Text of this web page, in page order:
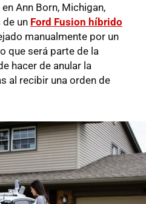
Ann Born, Michigan,
de un Ford Fusion híbrido
manualmente por un
que será parte de la
hacer de anular la
al recibir una orden de